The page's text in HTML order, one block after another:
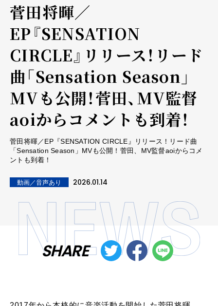
菅田将暉／
EP『SENSATION
CIRCLE』リリース！リード
曲「Sensation Season」
MVも公開！菅田、MV監督
aoiからコメントも到着！
菅田将暉／EP『SENSATION CIRCLE』リリース！リード曲
「Sensation Season」MVも公開！菅田、MV監督aoiからコメ
ントも到着！
動画／音声あり 2026.01.14
SHARE